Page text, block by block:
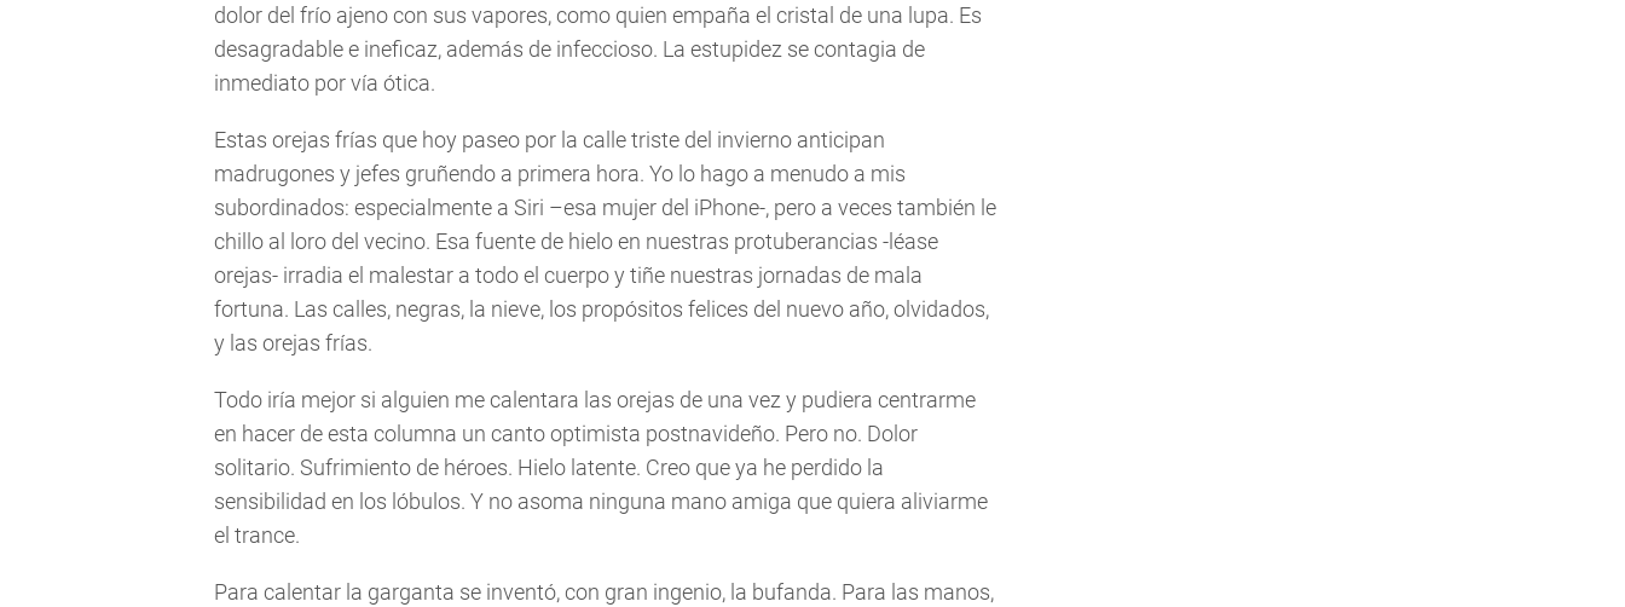
dolor del frío ajeno con sus vapores, como quien empaña el cristal de una lupa. Es
desagradable e ineficaz, además de infeccioso. La estupidez se contagia de
inmediato por vía ótica.
Estas orejas frías que hoy paseo por la calle triste del invierno anticipan
madrugones y jefes gruñendo a primera hora. Yo lo hago a menudo a mis
subordinados: especialmente a Siri –esa mujer del iPhone-, pero a veces también le
chillo al loro del vecino. Esa fuente de hielo en nuestras protuberancias -léase
orejas- irradia el malestar a todo el cuerpo y tiñe nuestras jornadas de mala
fortuna. Las calles, negras, la nieve, los propósitos felices del nuevo año, olvidados,
y las orejas frías.
Todo iría mejor si alguien me calentara las orejas de una vez y pudiera centrarme
en hacer de esta columna un canto optimista postnavideño. Pero no. Dolor
solitario. Sufrimiento de héroes. Hielo latente. Creo que ya he perdido la
sensibilidad en los lóbulos. Y no asoma ninguna mano amiga que quiera aliviarme
el trance.
Para calentar la garganta se inventó, con gran ingenio, la bufanda. Para las manos,